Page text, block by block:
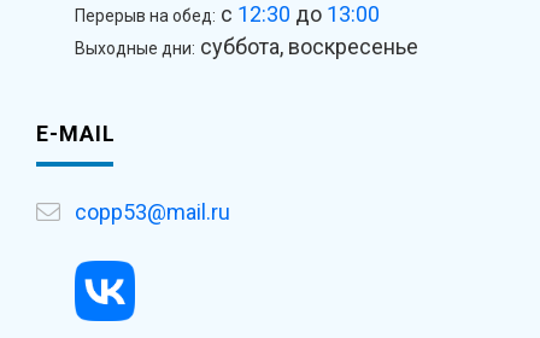
Перерыв на обед: с 12:30 до 13:00
Выходные дни: суббота, воскресенье
E-MAIL
copp53@mail.ru